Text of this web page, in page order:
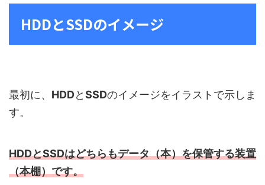
HDDとSSDのイメージ
最初に、 HDDとSSDのイメージをイラストで示しま
す。
HDDとSSDはどちらもデータ（本）を保管する装置
（本棚）です。